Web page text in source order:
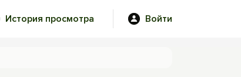
История просмотра Войти